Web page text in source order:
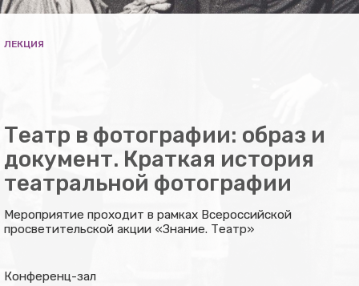
ЛЕКЦИЯ
Театр в фотографии: образ и
документ. Краткая история
театральной фотографии
Мероприятие проходит в рамках Всероссийской
просветительской акции «Знание. Театр»
Конференц-зал